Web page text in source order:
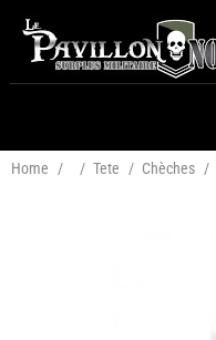
Home / / Tete / Chèches /